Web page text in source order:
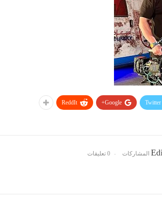
Twitter
Google+
ReddIt
0 تعليقات